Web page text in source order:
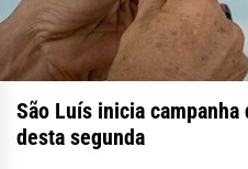
São Luís inicia
desta segunda